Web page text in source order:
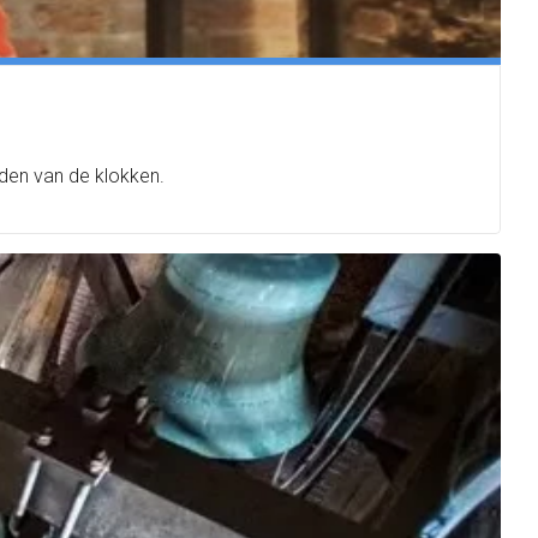
van de klokken.